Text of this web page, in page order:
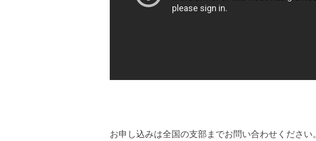
お申し込みは全国の支部までお問い合わせください。